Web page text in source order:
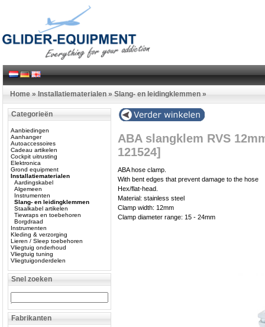
Home » Installatiematerialen » Slang- en leidingklemmen »
Categorieën
Aanbiedingen
Aanhanger
Autoaccessoires
Cadeau artikelen
Cockpit uitrusting
Elektronica
Grond equipment
Installatiematerialen
Aardingskabel
Algemeen
Instrumenten
Slang- en leidingklemmen
Staalkabel artikelen
Tiewraps en toebehoren
Borgdraad
Instrumenten
Kleding & verzorging
Lieren / Sleep toebehoren
Vliegtuig onderhoud
Vliegtuig tuning
Vliegtuigonderdelen
Snel zoeken
Fabrikanten
ABA slangklem RVS
121524]
ABA hose clamp.
With bent edges that prevent damage to the hose
Hex/flat-head.
Material: stainless steel
Clamp width: 12mm
Clamp diameter range: 15 - 24mm